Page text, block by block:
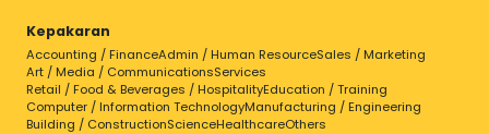
Kepakaran
Accounting / FinanceAdmin / Human ResourceSales / Marketing
Art / Media / CommunicationsServices
Retail / Food & Beverages / HospitalityEducation / Training
Computer / Information TechnologyManufacturing / Engineering
Building / ConstructionScienceHealthcareOthers